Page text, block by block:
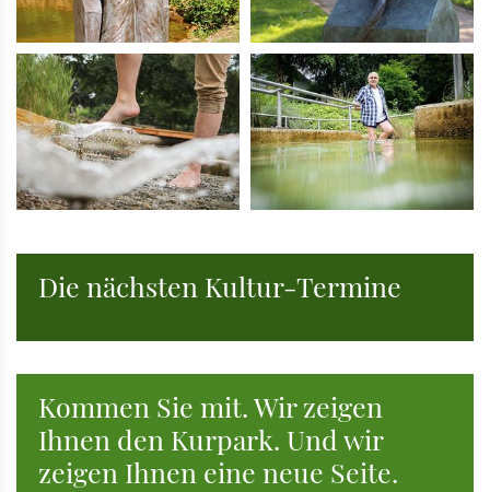
Die nächsten Kultur-Termine
Kommen Sie mit. Wir zeigen
Ihnen den Kurpark. Und wir
zeigen Ihnen eine neue Seite.